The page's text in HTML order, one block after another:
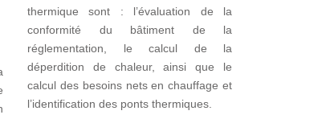
thermique sont : l’évaluation de la
conformité du bâtiment de la
réglementation, le calcul de la
déperdition de chaleur, ainsi que le
calcul des besoins nets en chauffage et
l’identification des ponts thermiques.